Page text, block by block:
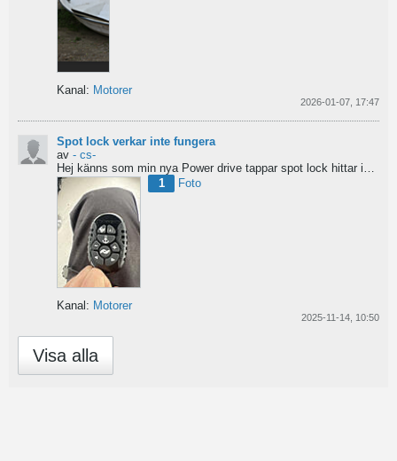
Kanal: Motorer
2026-01-07, 17:47
Spot lock verkar inte fungera
av - cs-
Hej känns som min nya Power drive tappar spot lock hittar inga manualer eller tips...
1
Foto
Kanal: Motorer
2025-11-14, 10:50
Visa alla